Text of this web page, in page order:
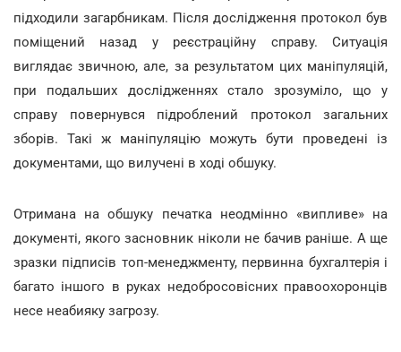
підходили загарбникам. Після дослідження протокол був
поміщений назад у реєстраційну справу. Ситуація
виглядає звичною, але, за результатом цих маніпуляцій,
при подальших дослідженнях стало зрозуміло, що у
справу повернувся підроблений протокол загальних
зборів. Такі ж маніпуляцію можуть бути проведені із
документами, що вилучені в ході обшуку.
Отримана на обшуку печатка неодмінно «випливе» на
документі, якого засновник ніколи не бачив раніше. А ще
зразки підписів топ-менеджменту, первинна бухгалтерія і
багато іншого в руках недобросовісних правоохоронців
несе неабияку загрозу.